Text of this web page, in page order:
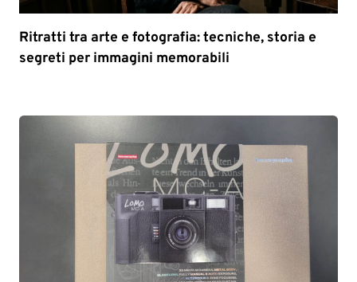
Ritratti tra arte e fotografia: tecniche, storia e
segreti per immagini memorabili